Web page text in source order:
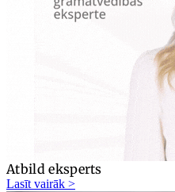
Atbild eksperts
Lasīt vairāk >